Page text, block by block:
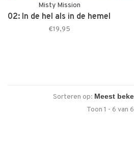
Misty Mission
02: In de hel als in de hemel
€19,95
Sorteren op:
Toon 1 - 6 van 6